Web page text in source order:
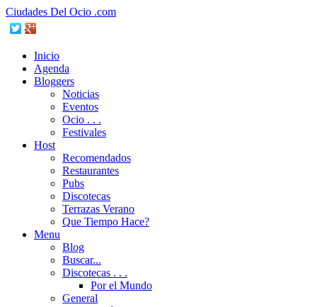
Ciudades Del Ocio .com
Inicio
Agenda
Bloggers
Noticias
Eventos
Ocio . . .
Festivales
Host
Recomendados
Restaurantes
Pubs
Discotecas
Terrazas Verano
Que Tiempo Hace?
Menu
Blog
Buscar...
Discotecas . . .
Por el Mundo
General